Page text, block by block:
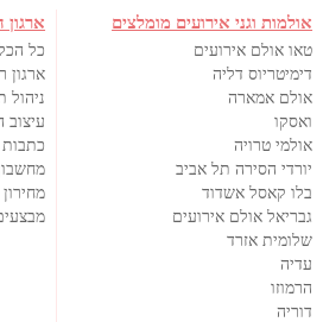
אולמות וגני אירועים מומלצים
טאו אולם אירועים
דימיטריוס דליה
אולם אמארה
ואסקו
אולמי טרויה
יורדי הסירה תל אביב
בלו קאסל אשדוד
גבריאל אולם אירועים
שלומית אזרד
עדיה
הרמוזו
דוריה
ארגון
כל
ארגון
ניהול
עיצוב
כתבות